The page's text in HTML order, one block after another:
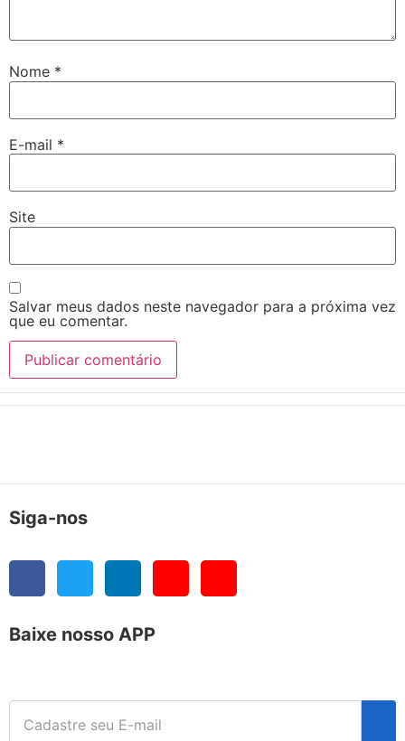
Nome *
E-mail *
Site
Salvar meus dados neste navegador para a próxima vez
que eu comentar.
Siga-nos
Baixe nosso APP